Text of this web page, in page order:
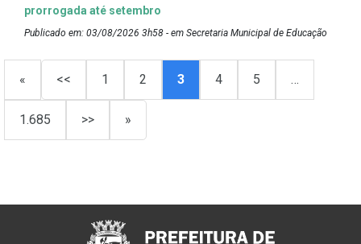
prorrogada até setembro
Publicado em: 03/08/2026 3h58 - em Secretaria Municipal de Educação
« << 1 2 3 4 5 …
1.685 >> »